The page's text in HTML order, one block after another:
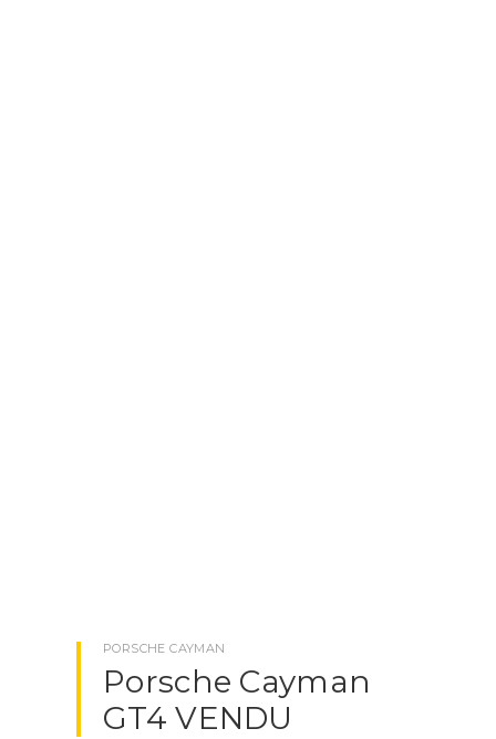
PORSCHE CAYMAN
Porsche Cayman
GT4 VENDU